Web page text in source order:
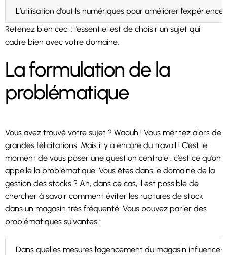
L’utilisation d’outils numériques pour améliorer l’expérience
Retenez bien ceci : l’essentiel est de choisir un sujet qui
cadre bien avec votre domaine.
La formulation de la
problématique
Vous avez trouvé votre sujet ? Waouh ! Vous méritez alors de
grandes félicitations. Mais il y a encore du travail ! C’est le
moment de vous poser une question centrale : c’est ce qu’on
appelle la problématique. Vous êtes dans le domaine de la
gestion des stocks ? Ah, dans ce cas, il est possible de
chercher à savoir comment éviter les ruptures de stock
dans un magasin très fréquenté. Vous pouvez parler des
problématiques suivantes :
Dans quelles mesures l’agencement du magasin